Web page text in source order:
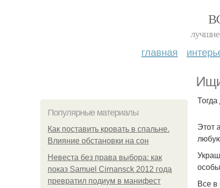
лучшие
главная
Популярные материалы
Как поставить кровать в спальне.
Влияние обстановки на сон
Невеста без права выбора: как
показ Samuel Cirnansck 2012 года
превратил подиум в манифест
Этот
Все в